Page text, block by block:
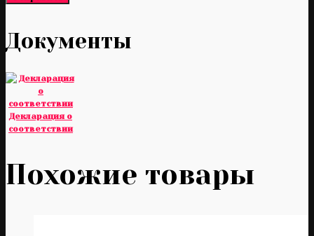
Документы
Декларация о
соответствии
Похожие товары